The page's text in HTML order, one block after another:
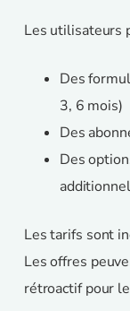
Les utilisateurs
Des
3, 6 mois)
Des
Des
Les tarifs sont
Les offres
rétroactif pour